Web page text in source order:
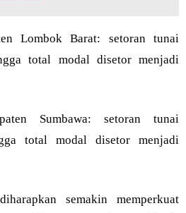
Lombok Barat: setoran tunai
total modal disetor menjadi
Sumbawa: setoran tunai
total modal disetor menjadi
semakin memperkuat